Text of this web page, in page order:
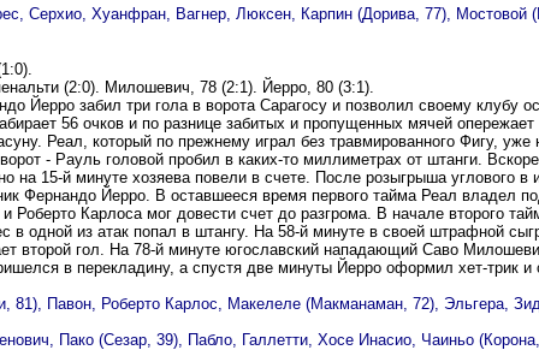
Серхио, Хуанфран, Вагнер, Люксен, Карпин (Дорива, 77), Мостовой
(2:0). Милошевич, 78 (2:1). Йерро, 80 (3:1).
Йерро забил три гола в ворота Сарагосу и позволил своему клубу
56 очков и по разнице забитых и пропущенных мячей
Реал, который по прежнему играл без травмированного Фигу, уже
- Рауль головой пробил в каких-то миллиметрах от штанги.
на 15-й минуте хозяева повели в счете. После розыгрыша углового в
Фернандо Йерро. В оставшееся время первого тайма Реал владел
Карлоса мог довести счет до разгрома. В начале второго
в одной из атак попал в штангу. На 58-й минуте в своей штрафной
второй гол. На 78-й минуте югославский нападающий Саво
в перекладину, а спустя две минуты Йерро оформил хет-трик и
81), Павон, Роберто Карлос, Макелеле (Макманаман, 72), Эльгера,
Пако (Сезар, 39), Пабло, Галлетти, Хосе Инасио, Чаиньо